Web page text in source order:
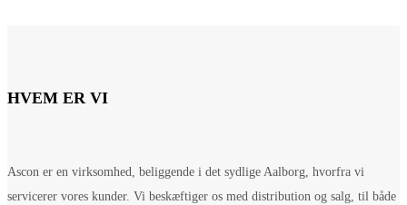
HVEM ER VI
Ascon er en virksomhed, beliggende i det sydlige Aalborg, hvorfra vi
servicerer vores kunder. Vi beskæftiger os med distribution og salg, til både